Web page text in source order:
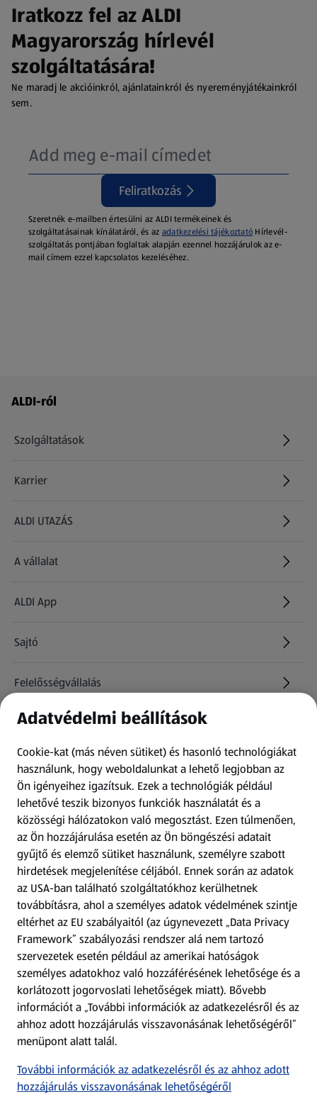
Iratkozz fel az ALDI
Magyarország hírlevél
szolgáltatására!
Ne maradj le akcióinkról, ajánlatainkról és nyereményjátékainkról
sem.
Feliratkozás
Szeretnék e-mailben értesülni az ALDI termékeinek és
szolgáltatásainak kínálatáról, és az adatkezelési tájékoztató Hírlevél-
szolgáltatás pontjában foglaltak alapján ezennel hozzájárulok az e-
mail címem ezzel kapcsolatos kezeléséhez.
Láblécmenü - további linkek
ALDI-ról
Szolgáltatások
Karrier
(új oldalon nyílik meg)
ALDI UTAZÁS
(új oldalon nyílik meg)
A vállalat
ALDI App
Sajtó
Felelősségvállalás
Információk
Kérdőív
Fizetési lehetőségek
ALDI utalványok
Árcsökkentés
Adattörlő alkalmazás
Szervizpont
(új oldalon nyílik meg)
Fedezz fel minket az interneten!
Töltsd le az ALDI Magyarország applikációt!
Adatvédelmi beállítások
Cookie-kat (más néven sütiket) és hasonló technológiákat
használunk, hogy weboldalunkat a lehető legjobban az
Ön igényeihez igazítsuk. Ezek a technológiák például
lehetővé teszik bizonyos funkciók használatát és a
közösségi hálózatokon való megosztást. Ezen túlmenően,
az Ön hozzájárulása esetén az Ön böngészési adatait
gyűjtő és elemző sütiket használunk, személyre szabott
hirdetések megjelenítése céljából. Ennek során az adatok
az USA-ban található szolgáltatókhoz kerülhetnek
továbbításra, ahol a személyes adatok védelmének szintje
eltérhet az EU szabályaitól (az úgynevezett „Data Privacy
Framework” szabályozási rendszer alá nem tartozó
szervezetek esetén például az amerikai hatóságok
személyes adatokhoz való hozzáférésének lehetősége és a
korlátozott jogorvoslati lehetőségek miatt). Bővebb
információt a „További információk az adatkezelésről és az
ahhoz adott hozzájárulás visszavonásának lehetőségéről”
menüpont alatt talál.
További információk az adatkezelésről és az ahhoz adott
hozzájárulás visszavonásának lehetőségéről